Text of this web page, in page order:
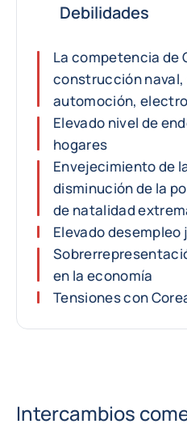
Debilidades
La competencia de
construcción
automoción,
Elevado nivel de
hogares
Envejecimiento de
disminución de la
de natalidad
Elevado desempleo
en la economía
Tensiones con
Intercambios